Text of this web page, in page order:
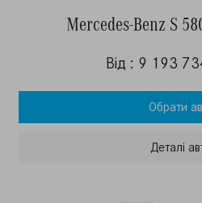
Mercedes-Benz S
Від : 9 193
Обрати
Деталi